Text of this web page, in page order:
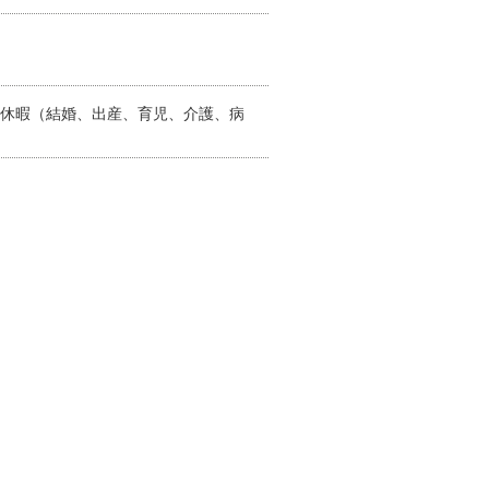
暇（結婚、出産、育児、介護、病